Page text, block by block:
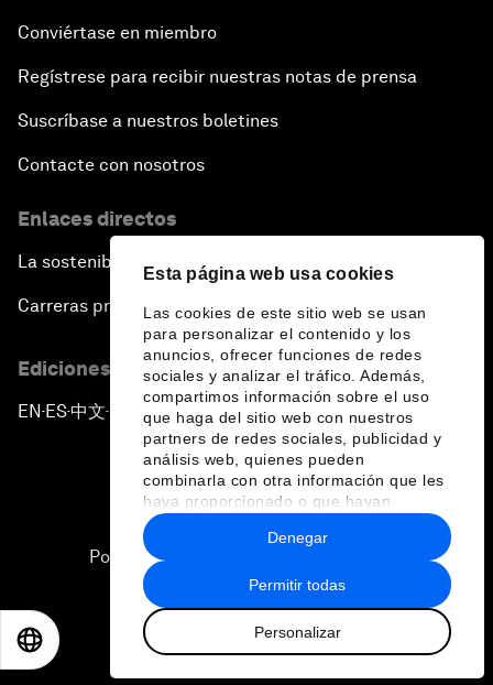
Esta página web usa cookies
Las cookies de este sitio web se usan
para personalizar el contenido y los
anuncios, ofrecer funciones de redes
sociales y analizar el tráfico. Además,
compartimos información sobre el uso
que haga del sitio web con nuestros
partners de redes sociales, publicidad y
análisis web, quienes pueden
combinarla con otra información que les
haya proporcionado o que hayan
recopilado a partir del uso que haya
hecho de sus servicios.
Permitir todas
Personalizar
Denegar
Conviértase en miembro
Regístrese para recibir nuestras notas de prensa
Suscríbase a nuestros boletines
Contacte con nosotros
Enlaces directos
La sostenibilidad en el Foro
Carreras profesionales
Ediciones en otros idiomas
EN ▪ES▪中文▪ 日本語
Política de privacidad y normas de uso
Sitemap
2026 Foro Económico Mundial